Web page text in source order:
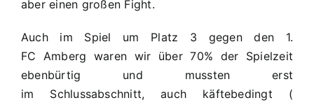
aber einen großen Fight.
Auch im Spiel um Platz 3 gegen den 1.
FC Amberg waren wir über 70% der Spielzeit
ebenbürtig und mussten erst
im Schlussabschnitt, auch käftebedingt (